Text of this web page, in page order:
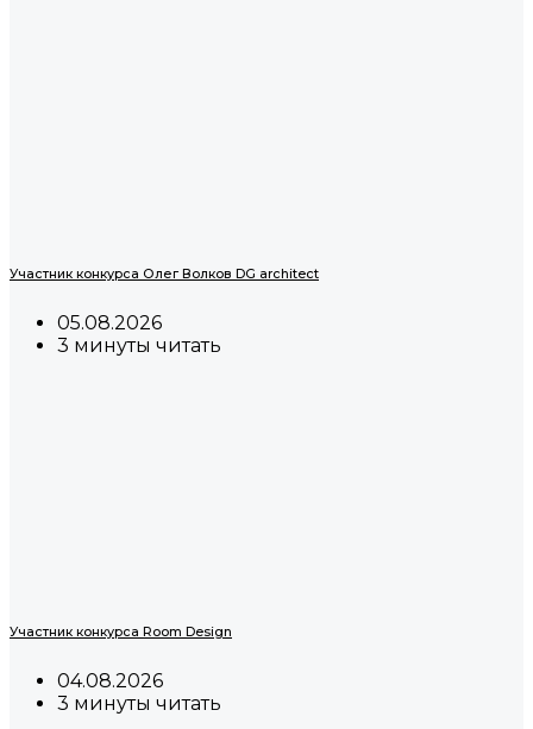
Участник конкурса Олег Волков DG architect
05.08.2026
3 минуты читать
Участник конкурса Room Design
04.08.2026
3 минуты читать